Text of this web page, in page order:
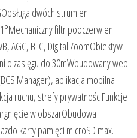
dwóch strumieni
filtr podczerwieni
AGC, BLC, Digital ZoomObiektyw
o zasięgu do 30mWbudowany web
Manager), aplikacja mobilna
ruchu, strefy prywatnościFunkcje
w obszarObudowa
karty pamięci microSD max.